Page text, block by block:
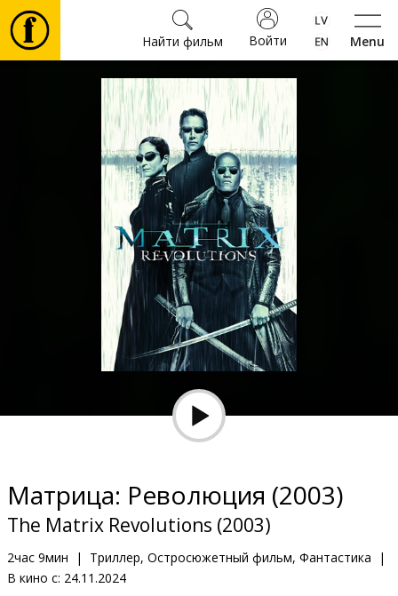
Menu
Войти
Найти фильм
Фильмы
Культура
Мероприятия
Новости
Подарки
Клуб
Матрица: Революция (2003)
The Matrix Revolutions (2003)
2час 9мин | Триллер, Остросюжетный фильм, Фантастика
|
В кино с: 24.11.2024